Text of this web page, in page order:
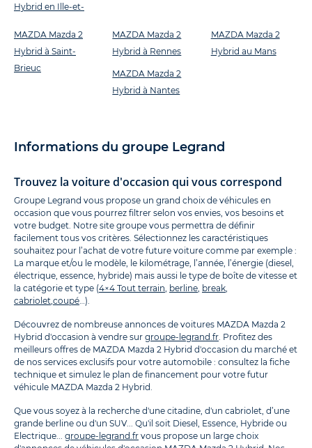
Hybrid en Ille-et-
MAZDA Mazda 2
Hybrid à Saint-
Brieuc
MAZDA Mazda 2
Hybrid à Rennes
MAZDA Mazda 2
Hybrid à Nantes
MAZDA Mazda 2
Hybrid au Mans
Informations du groupe Legrand
Trouvez la voiture d'occasion qui vous correspond
Groupe Legrand vous propose un grand choix de véhicules en
occasion que vous pourrez filtrer selon vos envies, vos besoins et
votre budget. Notre site groupe vous permettra de définir
facilement tous vos critères. Sélectionnez les caractéristiques
souhaitez pour l’achat de votre future voiture comme par exemple :
La marque et/ou le modèle, le kilométrage, l’année, l’énergie (diesel,
électrique, essence, hybride) mais aussi le type de boîte de vitesse et
la catégorie et type (4×4 Tout terrain berline break
cabriolet coupé …).
Découvrez de nombreuse annonces de voitures MAZDA Mazda 2
Hybrid d'occasion à vendre sur groupe-legrand.fr . Profitez des
meilleurs offres de MAZDA Mazda 2 Hybrid d'occasion du marché et
de nos services exclusifs pour votre automobile : consultez la fiche
technique et simulez le plan de financement pour votre futur
véhicule MAZDA Mazda 2 Hybrid.
Que vous soyez à la recherche d'une citadine, d'un cabriolet, d’une
grande berline ou d'un SUV... Qu'il soit Diesel, Essence, Hybride ou
Electrique... groupe-legrand.fr vous propose un large choix